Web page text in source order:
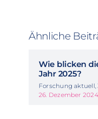
Ähnliche
Wie blicken
Jahr 2025?
Forschung aktuell,
26. Dezember 2024